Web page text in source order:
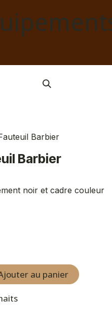
Barbier
noir et cadre couleur
au panier